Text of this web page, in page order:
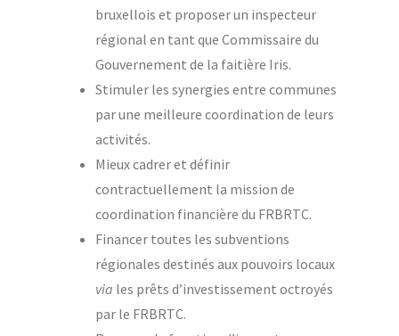
bruxellois et proposer un inspecteur
régional en tant que Commissaire du
Gouvernement de la faitière Iris.
Stimuler les synergies entre communes
par une meilleure coordination de leurs
activités.
Mieux cadrer et définir
contractuellement la mission de
coordination financière du FRBRTC.
Financer toutes les subventions
régionales destinés aux pouvoirs locaux
via les prêts d’investissement octroyés
par le FRBRTC.